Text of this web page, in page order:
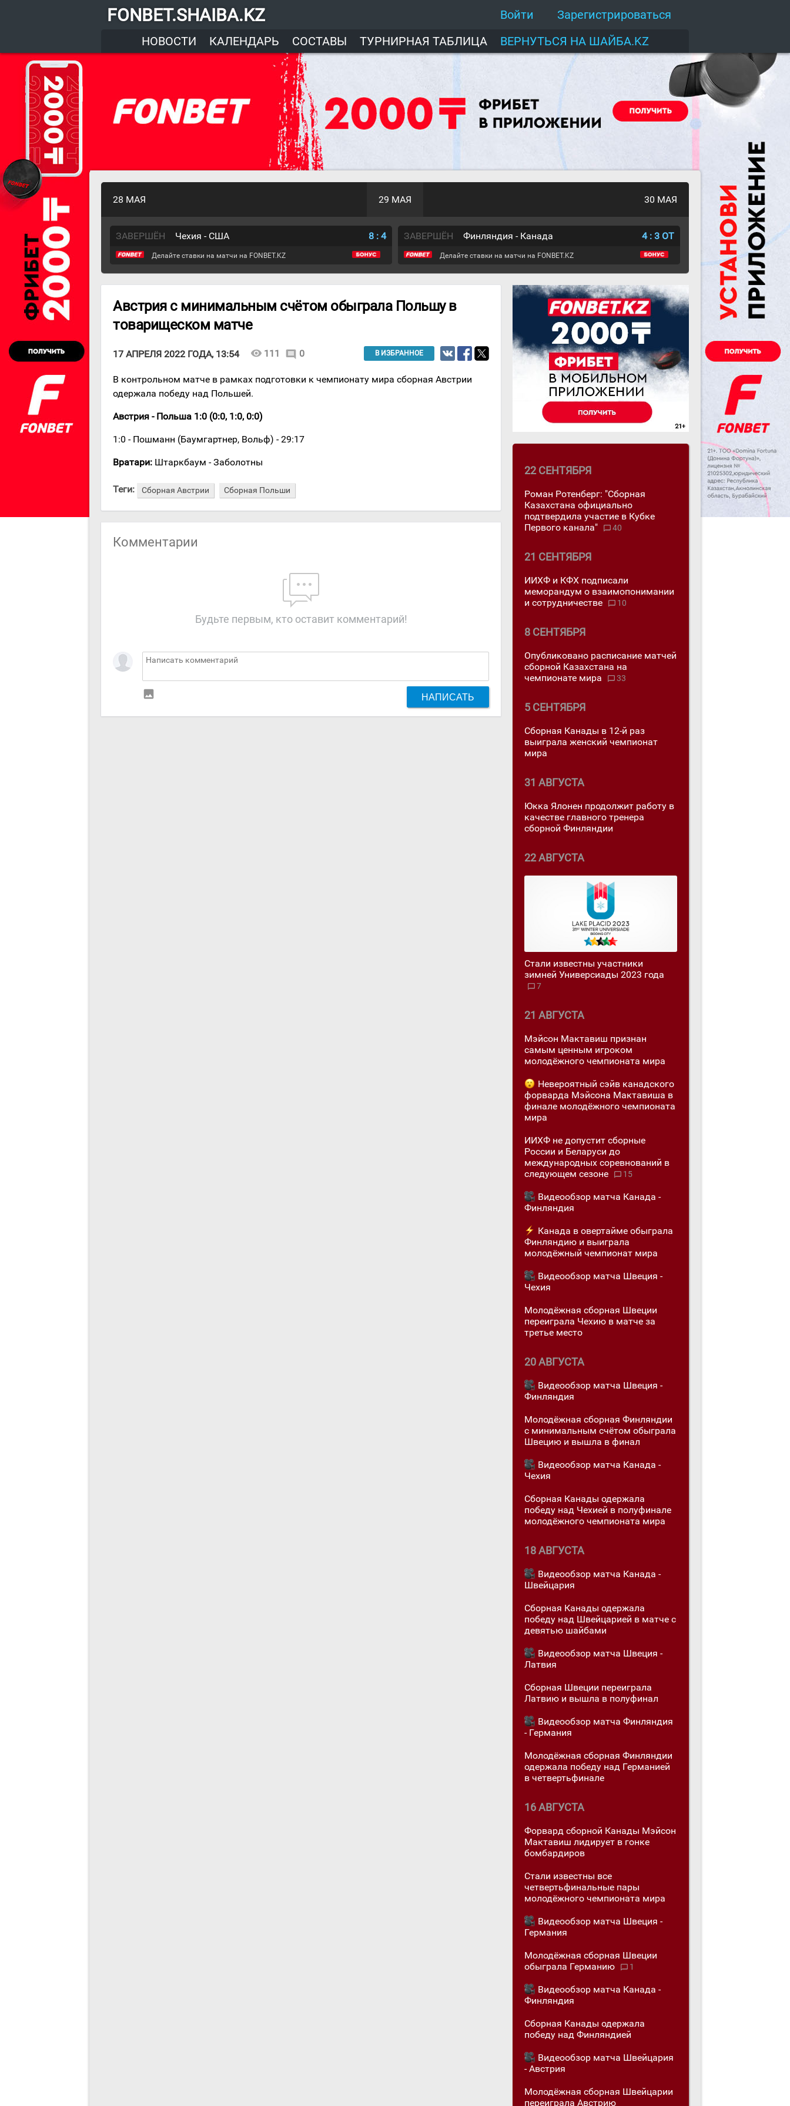
FONBET.SHAIBA.KZ Войти
Зарегистрироваться
НОВОСТИ
КАЛЕНДАРЬ СОСТАВЫ ТУРНИРНАЯ ТАБЛИЦА ВЕРНУТЬСЯ НА ШАЙБА.KZ
28 МАЯ 29 МАЯ 30 МАЯ
ЗАВЕРШЁН Чехия - США 8 : 4
Делайте ставки на матчи на FONBET.KZ
ЗАВЕРШЁН Финляндия - Канада 4: 3 ОТ
Делайте ставки на матчи на FONBET.KZ
Австрия с минимальным счётом обыграла Польшу в
товарищеском матче
17 АПРЕЛЯ 2022 ГОДА, 13:54 visibility 111 comment 0 В ИЗБРАННОЕ
В контрольном матче в рамках подготовки к чемпионату мира сборная Австрии
одержала победу над Польшей.
Австрия - Польша 1:0 (0:0, 1:0, 0:0)
1:0 - Пошманн (Баумгартнер, Вольф) - 29:17
Вратари: Штаркбаум - Заболотны
Теги: Сборная Австрии Сборная Польши
Комментарии
Будьте первым, кто оставит комментарий!
insert_photo НАПИСАТЬ
22 СЕНТЯБРЯ
Роман Ротенберг: "Сборная
Казахстана официально
подтвердила участие в Кубке
Первого канала"
40
21 СЕНТЯБРЯ
ИИХФ и КФХ подписали
меморандум о взаимопонимании
и сотрудничестве
10
8 СЕНТЯБРЯ
Опубликовано расписание матчей
сборной Казахстана на
чемпионате мира
33
5 СЕНТЯБРЯ
Сборная Канады в 12-й раз
выиграла женский чемпионат
мира
31 АВГУСТА
Юкка Ялонен продолжит работу в
качестве главного тренера
сборной Финляндии
22 АВГУСТА
Стали известны участники
зимней Универсиады 2023 года
7
21 АВГУСТА
Мэйсон Мактавиш признан
самым ценным игроком
молодёжного чемпионата мира
Невероятный сэйв канадского
форварда Мэйсона Мактавиша в
финале молодёжного чемпионата
мира
ИИХФ не допустит сборные
России и Беларуси до
международных соревнований в
следующем сезоне
15
Видеообзор матча Канада -
Финляндия
Канада в овертайме обыграла
Финляндию и выиграла
молодёжный чемпионат мира
Видеообзор матча Швеция -
Чехия
Молодёжная сборная Швеции
переигралa Чехию в матче за
третье место
20 АВГУСТА
Видеообзор матча Швеция -
Финляндия
Молодёжная сборная Финляндии
с минимальным счётом обыграла
Швецию и вышла в финал
Видеообзор матча Канада -
Чехия
Сборная Канады одержалa
победу над Чехией в полуфинале
молодёжного чемпионата мира
18 АВГУСТА
Видеообзор матча Канада -
Швейцария
Сборная Канады одержалa
победу над Швейцарией в матче с
девятью шайбами
Видеообзор матча Швеция -
Латвия
Сборная Швеции переигралa
Латвию и вышла в полуфинал
Видеообзор матча Финляндия
- Германия
Молодёжная сборная Финляндии
одержалa победу над Германией
в четвертьфинале
16 АВГУСТА
Форвард сборной Канады Мэйсон
Мактавиш лидирует в гонке
бомбардиров
Стали известны все
четвертьфинальные пары
молодёжного чемпионата мира
Видеообзор матча Швеция -
Германия
Молодёжная сборная Швеции
обыгралa Германию
1
Видеообзор матча Канада -
Финляндия
Сборная Канады одержалa
победу над Финляндией
Видеообзор матча Швейцария
- Австрия
Молодёжная сборная Швейцарии
переигралa Австрию